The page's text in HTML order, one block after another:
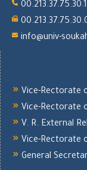
info@univ-
Vice-Rectorate
Vice-Rectorate
V. R. External
Vice-Rectorate
General